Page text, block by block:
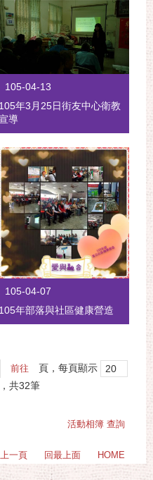
105-04-13
105年3月25日街友中心衛教
導
105-04-07
105年部落與社區健康營造
頁，每頁顯示
，共32筆
活動相簿 查詢
一頁 回最上面 HOME